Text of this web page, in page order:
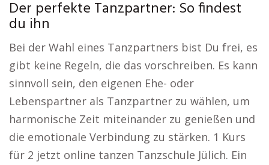
Der perfekte Tanzpartner: So findest
du ihn
Bei der Wahl eines Tanzpartners bist Du frei, es
gibt keine Regeln, die das vorschreiben. Es kann
sinnvoll sein, den eigenen Ehe- oder
Lebenspartner als Tanzpartner zu wählen, um
harmonische Zeit miteinander zu genießen und
die emotionale Verbindung zu stärken. 1 Kurs
für 2 jetzt online tanzen Tanzschule Jülich. Ein